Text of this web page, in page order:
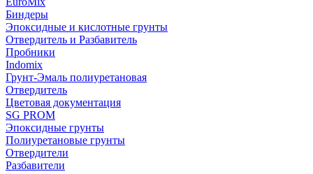
Биндеры
Эпоксидные и кислотные грунты
Отвердитель и Разбавитель
Пробники
Indomix
Грунт-Эмаль полиуретановая
Отвердитель
Цветовая документация
SG PROM
Эпоксидные грунты
Полиуретановые грунты
Отвердители
Разбавители